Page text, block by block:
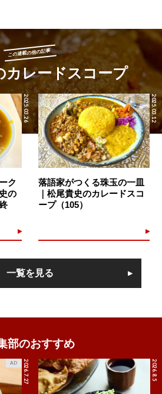
この連載の他の記事
カレードスコープ
2025.03.26
ク
の
2025.03.12
落語家がつくる珠玉の一皿
｜松尾貴史のカレードスコ
ープ（105）
一覧を見る
部のおすすめ
2026.7.27
AD 2026.8.5